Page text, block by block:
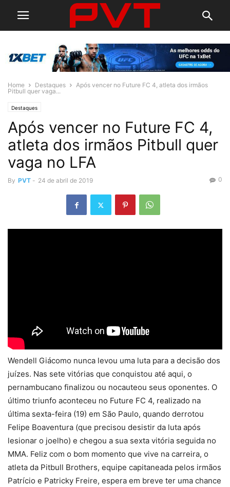
Home Destaques
Após vencer no Future FC 4, atleta dos irmãos
Pitbull quer vaga...
Destaques
Após vencer no Future FC 4,
atleta dos irmãos Pitbull quer
vaga no LFA
By PVT - 24 de abril de 2019 0
Wendell Giácomo nunca levou uma luta para a decisão dos
juízes. Nas sete vitórias que conquistou até aqui, o
pernambucano finalizou ou nocauteou seus oponentes. O
último triunfo aconteceu no Future FC 4, realizado na
última sexta-feira (19) em São Paulo, quando derrotou
Felipe Boaventura (que precisou desistir da luta após
lesionar o joelho) e chegou a sua sexta vitória seguida no
MMA. Feliz com o bom momento que vive na carreira, o
atleta da Pitbull Brothers, equipe capitaneada pelos irmãos
Patrício e Patricky Freire, espera em breve ter uma chance